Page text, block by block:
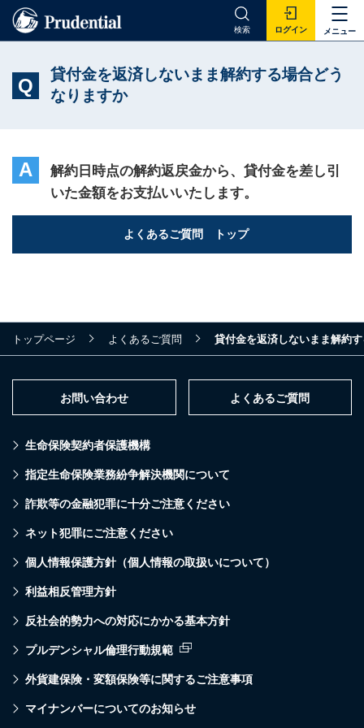
メニュー
検索 ログイン
Q
貸付金を返済しないまま解約する場合どう
なりますか
A
解約日時点の解約返戻金から、貸付金を差し引
いた金額をお支払いいたします。
よくあるご質問 トップ
トップページ よくあるご質問 貸付金を返済しないまま解約
生命保険契約者保護機構
指定生命保険業務紛争解決機関について
詐欺等の金融犯罪に十分ご注意ください
ネット犯罪にご注意ください
個人情報保護方針（個人情報の取扱いについて）
利益相反管理方針
反社会的勢力への対応にかかる基本方針
プルデンシャル倫理行動規範
外貨建保険・変額保険等に関するご注意事項
マイナンバーについてのお知らせ
お問い合わせ よくあるご質問